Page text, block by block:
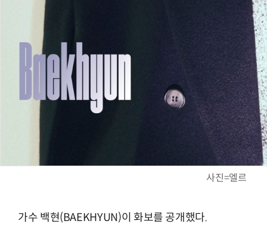
사진=엘르
가수 백현(BAEKHYUN)이 화보를 공개했다.